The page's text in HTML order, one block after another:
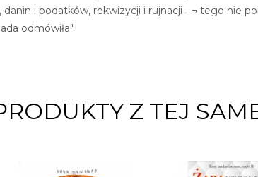
i podatków, rekwizycji i rujnacji - ¬ tego nie
odmówiła".
Z TEJ